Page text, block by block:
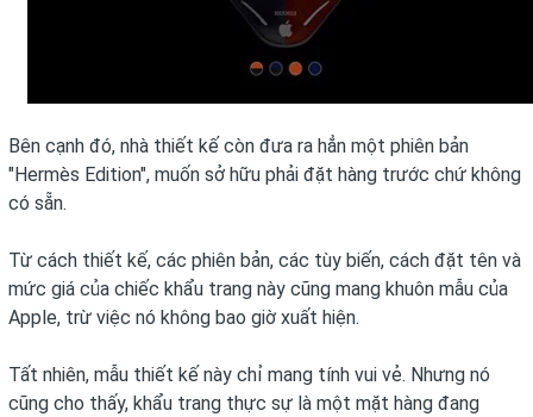
Bên cạnh đó, nhà thiết kế còn đưa ra hẳn một phiên bản
"Hermès Edition", muốn sở hữu phải đặt hàng trước chứ không
có sẵn.
Từ cách thiết kế, các phiên bản, các tùy biến, cách đặt tên và
mức giá của chiếc khẩu trang này cũng mang khuôn mẫu của
Apple, trừ việc nó không bao giờ xuất hiện.
Tất nhiên, mẫu thiết kế này chỉ mang tính vui vẻ. Nhưng nó
cũng cho thấy, khẩu trang thực sự là một mặt hàng đang